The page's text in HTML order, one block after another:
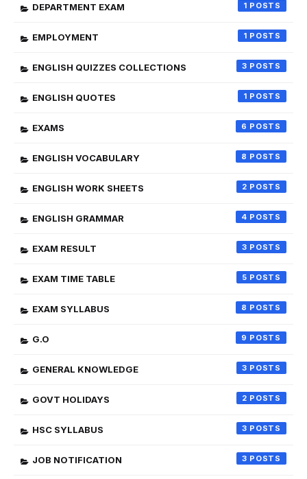
DEPARTMENT EXAM 1
EMPLOYMENT 1
ENGLISH QUIZZES COLLECTIONS 3
ENGLISH QUOTES 1
EXAMS 6
ENGLISH VOCABULARY 8
ENGLISH WORK SHEETS 2
ENGLISH GRAMMAR 4
EXAM RESULT 3
EXAM TIME TABLE 5
EXAM SYLLABUS 8
G.O 9
GENERAL KNOWLEDGE 3
GOVT HOLIDAYS 2
HSC SYLLABUS 3
JOB NOTIFICATION 3